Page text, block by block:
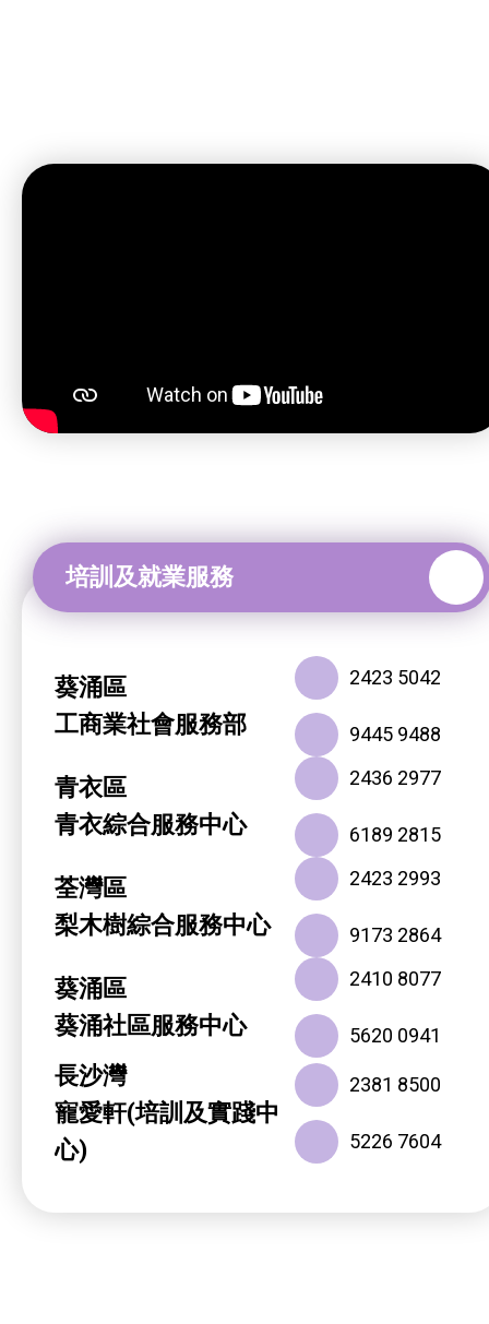
葵涌區
工商業社會服務部
2423 5042
9445 9488
青衣區
青衣綜合服務中心
2436 2977
6189 2815
荃灣區
梨木樹綜合服務中心
2423 2993
9173 2864
葵涌區
葵涌社區服務中心
2410 8077
5620 0941
長沙灣
寵愛軒(培訓及實踐中
心)
2381 8500
5226 7604